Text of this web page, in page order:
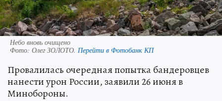
Небо вновь очищено
Фото: Олег ЗОЛОТО. Перейти в Фотобанк КП
Провалилась очередная попытка бандеровцев
нанести урон России, заявили 26 июня в
Минобороны.